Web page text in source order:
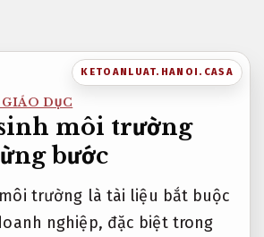
KETOANLUAT.HANOI.CASA
DỤC
môi trường
bước
trường là tài liệu bắt buộc
nghiệp, đặc biệt trong